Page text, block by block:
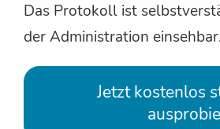
Das Protokoll ist
der Administration einsehbar.
Jetzt kostenlos